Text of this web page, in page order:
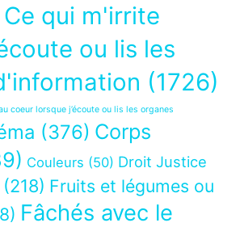
Ce qui m'irrite
ou lis les
(1726)
coeur lorsque j’écoute ou lis les organes
(376) Corps
Couleurs (50) Droit Justice
(218) Fruits et légumes ou
Fâchés avec le